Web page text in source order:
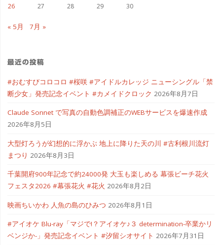
26
27 28 29 30
« 5月 7月 »
最近の投稿
#おむすびコロコロ #桜咲 #アイドルカレッジ ニューシングル「禁
断少女」発売記念イベント #カメイドクロック 2026年8月7日
Claude Sonnet で写真の自動色調補正のWEBサービスを爆速作成
2026年8月5日
大型灯ろうが幻想的に浮かぶ 地上に降りた天の川 #古利根川流灯
まつり 2026年8月3日
千葉開府900年記念で約24000発 大玉も楽しめる 幕張ビーチ花火
フェスタ2026 #幕張花火 #花火 2026年8月2日
映画ちいかわ 人魚の島のひみつ 2026年8月1日
#アイオケ Blu-ray「マジで!？アイオケ♪３ determination-卒業かリ
ベンジか-」発売記念イベント #汐留シオサイト 2026年7月31日